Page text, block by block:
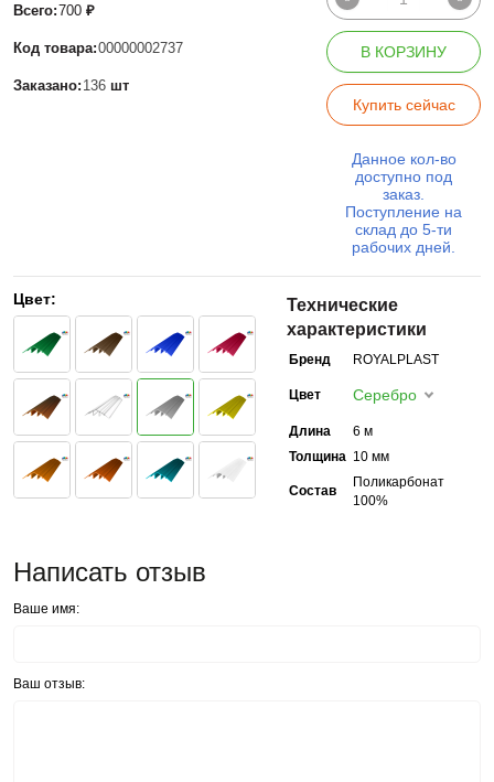
Всего:700 ₽
Код товара:00000002737
Заказано: 136 шт
В КОРЗИНУ
Купить сейчас
Данное кол-во
доступно под
заказ.
Поступление на
склад до 5-ти
рабочих дней.
Цвет:
Технические
характеристики
Бренд ROYALPLAST
Цвет Серебро
Длина
6 м
Толщина 10 мм
Состав
Поликарбонат
100%
Написать отзыв
Ваше имя:
Ваш отзыв: